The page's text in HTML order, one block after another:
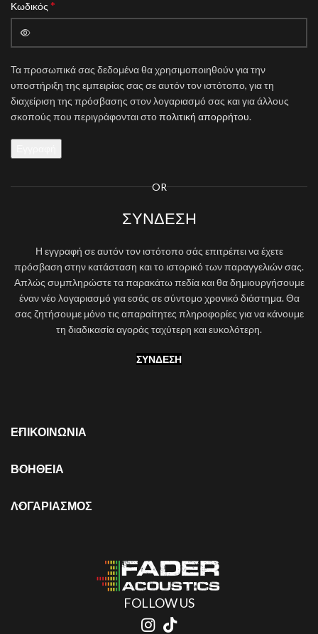
Κωδικός *
Τα προσωπικά σας δεδομένα θα χρησιμοποιηθούν για την
υποστήριξη της εμπειρίας σας σε αυτόν τον ιστότοπο, για τη
διαχείριση της πρόσβασης στον λογαριασμό σας και για άλλους
σκοπούς που περιγράφονται στοπολιτική απορρήτου.
OR
ΣΎΝΔΕΣΗ
Η εγγραφή σε αυτόν τον ιστότοπο σάς επιτρέπει να έχετε
πρόσβαση στην κατάσταση και το ιστορικό των παραγγελιών σας.
Απλώς συμπληρώστε τα παρακάτω πεδία και θα δημιουργήσουμε
έναν νέο λογαριασμό για εσάς σε σύντομο χρονικό διάστημα. Θα
σας ζητήσουμε μόνο τις απαραίτητες πληροφορίες για να κάνουμε
τη διαδικασία αγοράς ταχύτερη και ευκολότερη.
ΣΎΝΔΕΣΗ
ΕΠΙΚΟΙΝΩΝΙΑ
ΒΟΗΘΕΙΑ
ΛΟΓΑΡΙΑΣΜΟΣ
FOLLOW US